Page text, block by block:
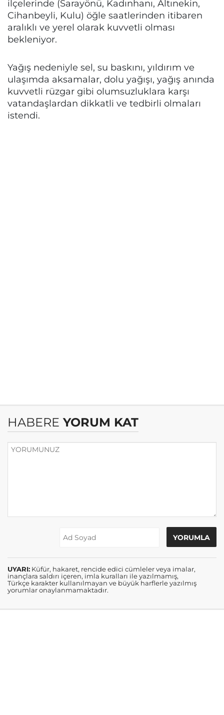
ilçelerinde (Sarayönü, Kadınhanı, Altınekin,
Cihanbeyli, Kulu) öğle saatlerinden itibaren
aralıklı ve yerel olarak kuvvetli olması
bekleniyor.
Yağış nedeniyle sel, su baskını, yıldırım ve
ulaşımda aksamalar, dolu yağışı, yağış anında
kuvvetli rüzgar gibi olumsuzluklara karşı
vatandaşlardan dikkatli ve tedbirli olmaları
istendi.
HABERE YORUM KAT
UYARI: Küfür, hakaret, rencide edici cümleler veya imalar,
inançlara saldırı içeren, imla kuralları ile yazılmamış,
Türkçe karakter kullanılmayan ve büyük harflerle yazılmış
yorumlar onaylanmamaktadır.